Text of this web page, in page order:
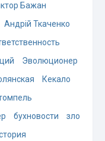
Бажан
Андрій Ткаченко
Эволюционер
Кекало
бухновости
зло